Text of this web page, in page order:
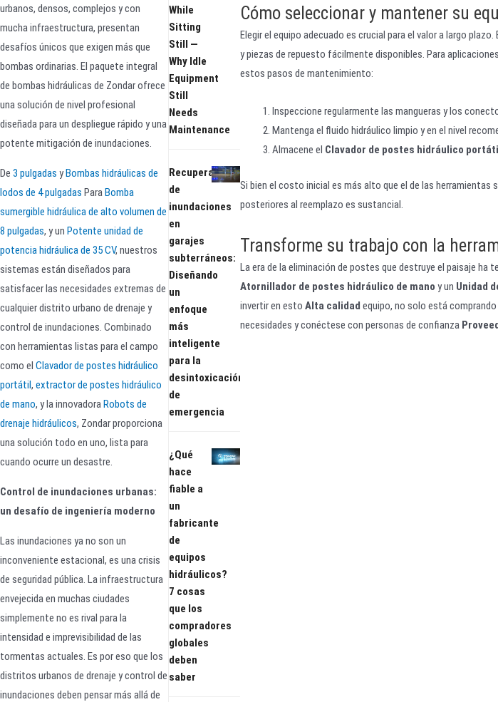
urbanos, densos, complejos y con
mucha infraestructura, presentan
desafíos únicos que exigen más que
bombas ordinarias. El paquete integral
de bombas hidráulicas de Zondar ofrece
una solución de nivel profesional
diseñada para un despliegue rápido y una
potente mitigación de inundaciones.
De 3 pulgadas yBombas hidráulicas de
lodos de 4 pulgadas ParaBomba
sumergible hidráulica de alto volumen de
8 pulgadas, y un Potente unidad de
potencia hidráulica de 35 CV, nuestros
sistemas están diseñados para
satisfacer las necesidades extremas de
cualquier distrito urbano de drenaje y
control de inundaciones. Combinado
con herramientas listas para el campo
como el Clavador de postes hidráulico
portátil, extractor de postes hidráulico
de mano, y la innovadoraRobots de
drenaje hidráulicos, Zondar proporciona
una solución todo en uno, lista para
cuando ocurre un desastre.
Control de inundaciones urbanas:
un desafío de ingeniería moderno
Las inundaciones ya no son un
inconveniente estacional, es una crisis
de seguridad pública. La infraestructura
envejecida en muchas ciudades
simplemente no es rival para la
intensidad e imprevisibilidad de las
tormentas actuales. Es por eso que los
distritos urbanos de drenaje y control de
inundaciones deben pensar más allá de
While
Sitting
Still —
Why Idle
Equipment
Still
Needs
Maintenance
Recuperación
de
inundaciones
en
garajes
subterráneos:
Diseñando
un
enfoque
más
inteligente
para la
desintoxicación
de
emergencia
¿Qué
hace
fiable a
un
fabricante
de
equipos
hidráulicos?
7 cosas
que los
compradores
globales
deben
saber
Cómo seleccionar y mantener su
Elegir el equipo adecuado es crucial para el valor a largo
y piezas de repuesto fácilmente disponibles. Para
estos pasos de mantenimiento:
Inspeccione regularmente las mangueras y los
Mantenga el fluido hidráulico limpio y en el nivel
Almacene el Clavador de postes hidráulico
Si bien el costo inicial es más alto que el de las
posteriores al reemplazo es sustancial.
Transforme su trabajo con la
La era de la eliminación de postes que destruye el paisaje ha
Atornillador de postes hidráulico de mano y un Unidad
invertir en esto Alta calidad equipo, no solo está
necesidades y conéctese con personas de confianza